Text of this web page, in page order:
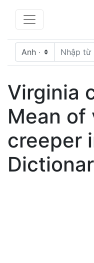
Virginia
Mean of
creeper